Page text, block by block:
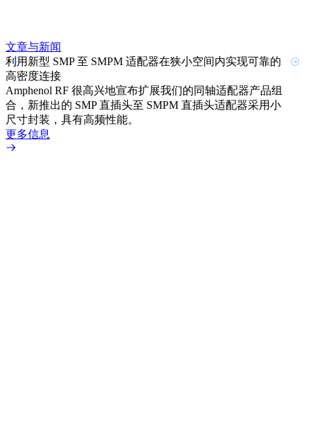
文章与新闻
利用新型 SMP 至 SMPM 适配器在狭小空间内实现可靠的
高密度连接
Amphenol RF 很高兴地宣布扩展我们的同轴适配器产品组
合，新推出的 SMP 直插头至 SMPM 直插头适配器采用小
尺寸封装，具有高频性能。
更多信息
防